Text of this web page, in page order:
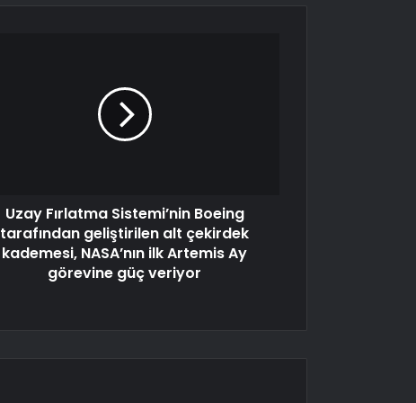
Uzay Fırlatma Sistemi’nin Boeing
tarafından geliştirilen alt çekirdek
kademesi, NASA’nın ilk Artemis Ay
görevine güç veriyor